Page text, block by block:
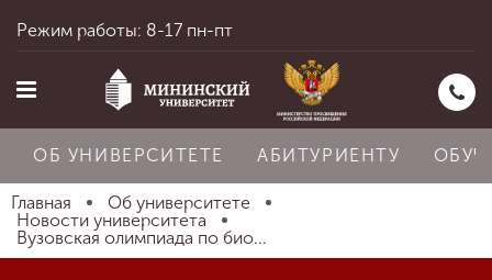
Главная
Режим работы: 8-17 пн-пт
ОБ УНИВЕРСИТЕТЕ АБИТУРИЕНТУ
Главная
Об университете
Новости университета
Вузовская олимпиада по био...